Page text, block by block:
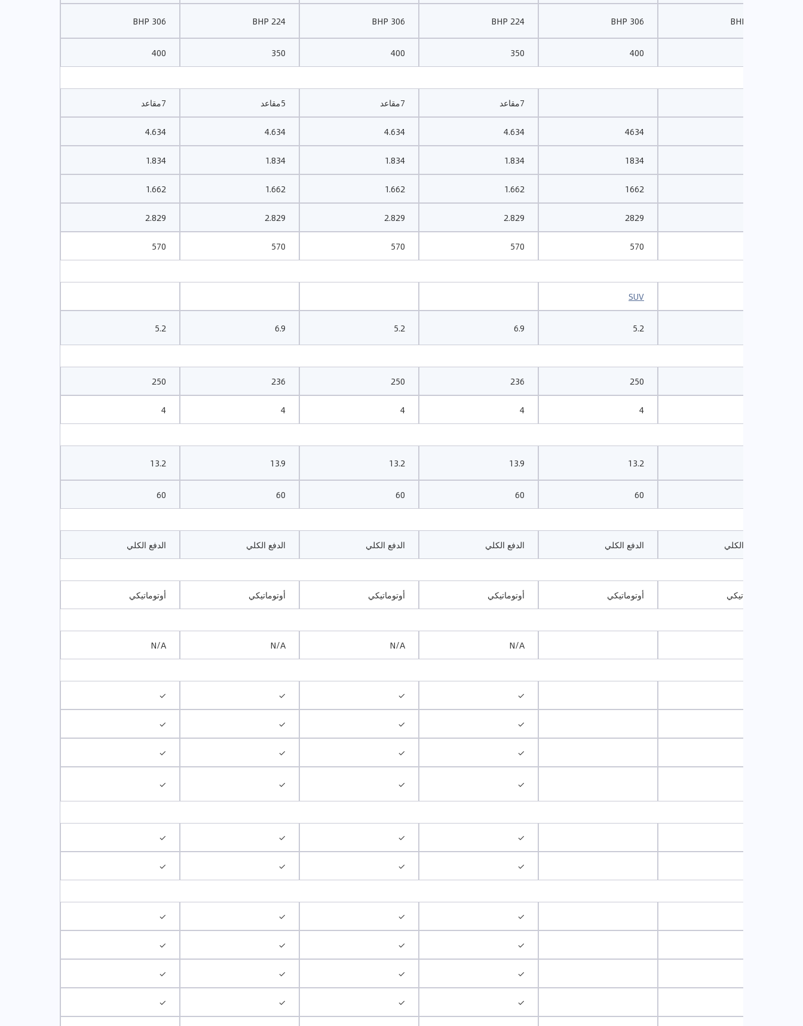
306 BHP
224 BHP
306 BHP
224 BHP
306 BHP
400
350
400
350
400
7مقاعد 7مقاعد 5مقاعد 7مقاعد
4634
4.634
4.634
4.634
4.634
1834
1.834
1.834
1.834
1.834
1662
1.662
1.662
1.662
1.662
2829
2.829
2.829
2.829
2.829
570
570
570
570
570
SUV
5.2
6.9
5.2
6.9
5.2
250
236
250
236
250
4
4
4
4
4
13.2
13.9
13.2
13.9
13.2
60
60
60
60
60
الدفع الكلي الدفع الكلي الدفع الكلي الدفع الكلي الدفع الكلي الدفع الكلي
أوتوماتيكي أوتوماتيكي أوتوماتيكي أوتوماتيكي أوتوماتيكي أوتوماتيكي
N/A
N/A
N/A
N/A
✓
✓
✓
✓
✓
✓
✓
✓
✓
✓
✓
✓
✓
✓
✓
✓
✓
✓
✓
✓
✓
✓
✓
✓
✓
✓
✓
✓
✓
✓
✓
✓
✓
✓
✓
✓
✓
✓
✓
✓